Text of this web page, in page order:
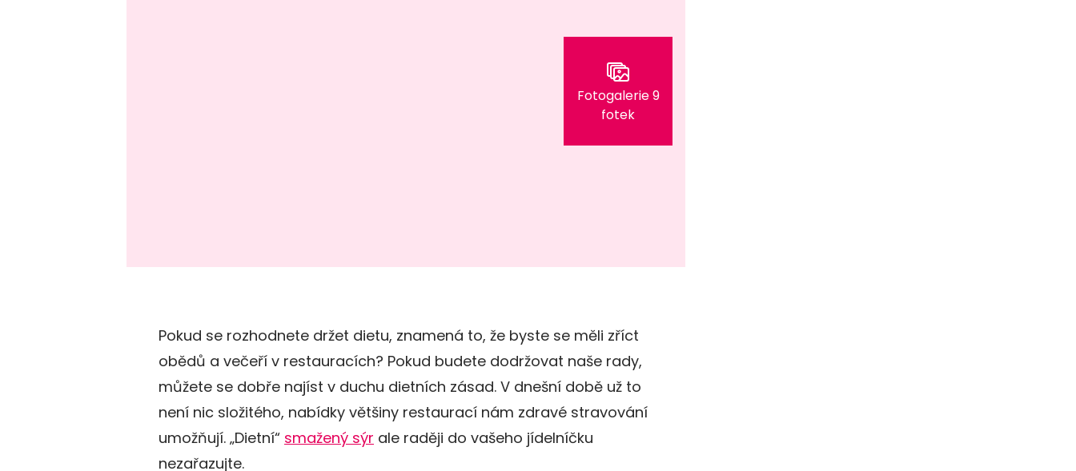
Fotogalerie 9
fotek
Pokud se rozhodnete držet dietu, znamená to, že byste se měli zříct
obědů a večeří v restauracích? Pokud budete dodržovat naše rady,
můžete se dobře najíst v duchu dietních zásad. V dnešní době už to
není nic složitého, nabídky většiny restaurací nám zdravé stravování
umožňují. „Dietní“ smažený sýr ale raději do vašeho jídelníčku
nezařazujte.